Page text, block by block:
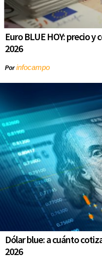
Euro BLUE HOY: precio
2026
Porinfocampo
Dólar blue: a cuánto
2026